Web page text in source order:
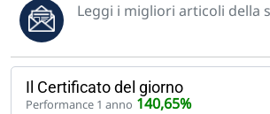
Leggi i migliori articoli della
Il Certificato del giorno
Performance 1 anno 140,65%